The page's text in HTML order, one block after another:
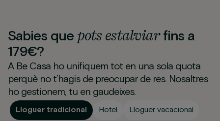
Sabies que pots estalviarfins a
179€?
A Be Casa ho unifiquem tot en una sola quota
perquè no t’hagis de preocupar de res. Nosaltres
ho gestionem, tu en gaudeixes.
Lloguer tradicional Hotel Lloguer vacacional